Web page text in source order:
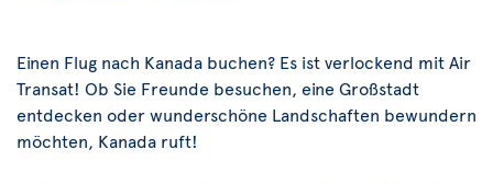
Einen Flug nach Kanada buchen? Es ist verlockend mit Air
Transat! Ob Sie Freunde besuchen, eine Großstadt
entdecken oder wunderschöne Landschaften bewundern
möchten, Kanada ruft!